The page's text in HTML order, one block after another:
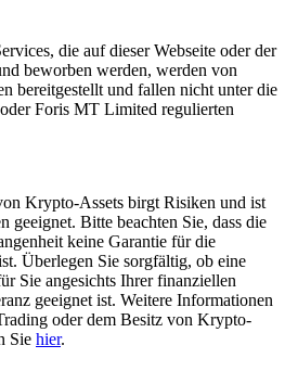
die auf dieser Webseite oder der
beworben werden, werden von
bereitgestellt und fallen nicht unter die
Foris MT Limited regulierten
Krypto-Assets birgt Risiken und ist
geeignet. Bitte beachten Sie, dass die
keine Garantie für die
Überlegen Sie sorgfältig, ob eine
Sie angesichts Ihrer finanziellen
geeignet ist. Weitere Informationen
oder dem Besitz von Krypto-
Sie hier.